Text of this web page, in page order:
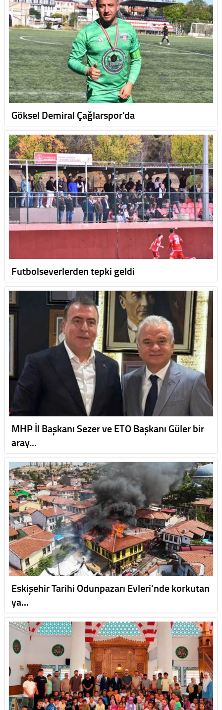
Göksel Demiral Çağlarspor’da
Futbolseverlerden tepki geldi
MHP İl Başkanı Sezer ve ETO Başkanı Güler bir
aray…
Eskişehir Tarihi Odunpazarı Evleri'nde korkutan
ya…